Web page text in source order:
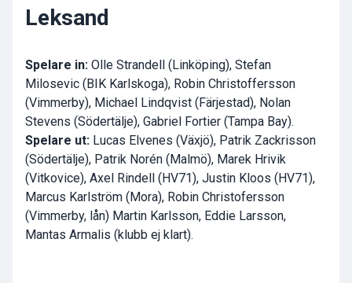
Leksand
Spelare in: Olle Strandell (Linköping), Stefan
Milosevic (BIK Karlskoga), Robin Christoffersson
(Vimmerby), Michael Lindqvist (Färjestad), Nolan
Stevens (Södertälje), Gabriel Fortier (Tampa Bay).
Spelare ut: Lucas Elvenes (Växjö), Patrik Zackrisson
(Södertälje), Patrik Norén (Malmö), Marek Hrivik
(Vitkovice), Axel Rindell (HV71), Justin Kloos (HV71),
Marcus Karlström (Mora), Robin Christofersson
(Vimmerby, lån) Martin Karlsson, Eddie Larsson,
Mantas Armalis (klubb ej klart).